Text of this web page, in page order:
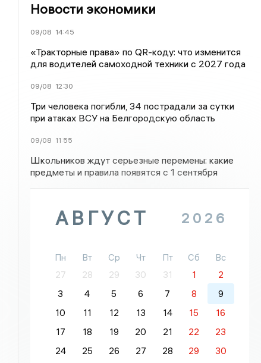
Новости экономики
09/08 14:45
«Тракторные права» по QR-коду: что изменится
для водителей самоходной техники с 2027 года
09/08 12:30
Три человека погибли, 34 пострадали за сутки
при атаках ВСУ на Белгородскую область
09/08 11:55
Школьников ждут серьезные перемены: какие
предметы и правила появятся с 1 сентября
АВГУСТ 2026
Пн Вт Ср Чт Пт Сб
Вс
27
28 29 30 31 1
2
3
4 5 6 7 8
9
10
11 12 13 14 15
16
17
18 19 20 21 22
23
24
25 26 27 28 29
30